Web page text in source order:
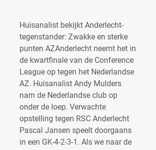
Huisanalist bekijkt Anderlecht-
tegenstander: Zwakke en sterke
punten AZAnderlecht neemt het in
de kwartfinale van de Conference
League op tegen het Nederlandse
AZ. Huisanalist Andy Mulders
nam de Nederlandse club op
onder de loep. Verwachte
opstelling tegen RSC Anderlecht
Pascal Jansen speelt doorgaans
in een GK-4-2-3-1. Als we naar de